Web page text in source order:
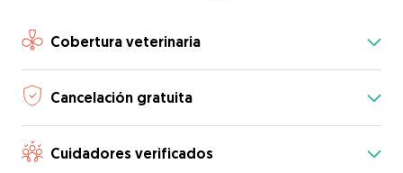
Cobertura veterinaria
Cancelación gratuita
Cuidadores verificados